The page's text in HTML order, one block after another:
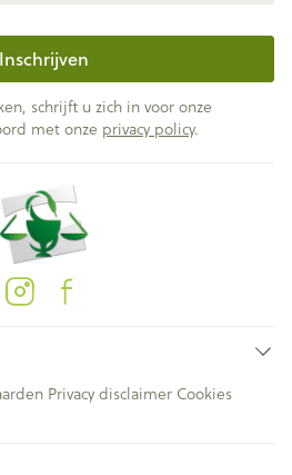
Inschrijven
schrijft u zich in voor onze
met onze privacy policy.
Privacy disclaimer Cookies